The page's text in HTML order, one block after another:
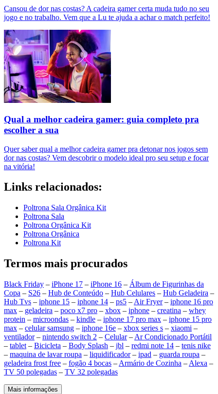
Cansou de dor nas costas? A cadeira gamer certa muda tudo no seu
jogo e no trabalho. Vem que a Lu te ajuda a achar o match perfeito!
Qual a melhor cadeira gamer: guia completo pra
escolher a sua
Quer saber qual a melhor cadeira gamer pra detonar nos jogos sem
dor nas costas? Vem descobrir o modelo ideal pro seu setup e focar
na vitória!
Links relacionados:
Poltrona Sala Orgânica Kit
Poltrona Sala
Poltrona Orgânica Kit
Poltrona Orgânica
Poltrona Kit
Termos mais procurados
Black Friday – iPhone 17 – iPhone 16 – Álbum de Figurinhas da
Copa – S26 – Hub de Conteúdo – Hub Celulares – Hub Geladeira –
Hub Tvs – iphone 15 – iphone 14 – ps5 – Air Fryer– iphone 16 pro
max – geladeira – poco x7 pro – xbox – iphone – creatina – whey
protein – microondas – kindle – iphone 17 pro max – iphone 15 pro
max – celular samsung – iphone 16e – xbox series s – xiaomi –
ventilador– nintendo switch 2 – Celular– Ar Condicionado Portátil
– tablet – Bicicleta – Body Splash – jbl – redmi note 14 – tenis nike
– maquina de lavar roupa – liquidificador– ipad – guarda roupa –
geladeira frost free – fogão 4 bocas – Armário de Cozinha – Alexa –
TV 50 polegadas – TV 32 polegadas
Mais informações